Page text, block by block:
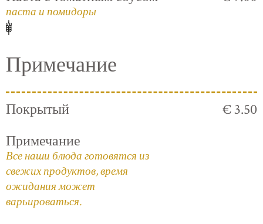
паста и помидоры
Примечание
Покрытый
€ 3.50
Примечание
Все наши блюда готовятся из
свежих продуктов, время
ожидания может
варьироваться.